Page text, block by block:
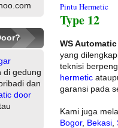
di gedung
dan
door
Pintu Hermetic
Type 12
WS Automatic
yang
teknisi
hermetic
garansi pada
Kami juga
Bogor, Bekasi,